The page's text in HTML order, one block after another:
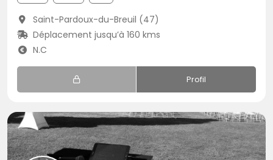
Saint-Pardoux-du-Breuil (47)
Déplacement jusqu’à 160 kms
N.C
Profil